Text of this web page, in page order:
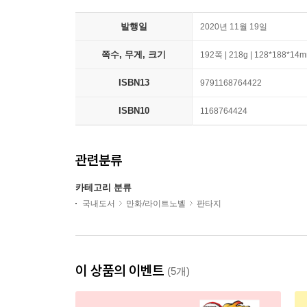
발행일 2020년 11월 19일
쪽수, 무게, 크기 192쪽 | 218g |
ISBN13 9791168764422
ISBN10 1168764424
관련분류
카테고리 분류
국내도서 만화/라이트노벨 판타지
이 상품의 이벤트 (5개)